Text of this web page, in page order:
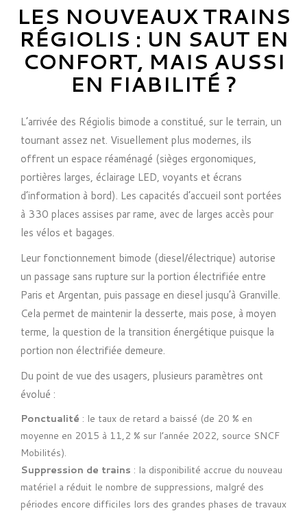
LES NOUVEAUX TRAINS
RÉGIOLIS : UN SAUT EN
CONFORT, MAIS AUSSI
EN FIABILITÉ ?
L’arrivée des Régiolis bimode a constitué, sur le terrain, un
tournant assez net. Visuellement plus modernes, ils
offrent un espace réaménagé (sièges ergonomiques,
portières larges, éclairage LED, voyants et écrans
d’information à bord). Les capacités d’accueil sont portées
à 330 places assises par rame, avec de larges accès pour
les vélos et bagages.
Leur fonctionnement bimode (diesel/électrique) autorise
un passage sans rupture sur la portion électrifiée entre
Paris et Argentan, puis passage en diesel jusqu’à Granville.
Cela permet de maintenir la desserte, mais pose, à moyen
terme, la question de la transition énergétique puisque la
portion non électrifiée demeure.
Du point de vue des usagers, plusieurs paramètres ont
évolué :
Ponctualité : le taux de retard a baissé (de 20 % en
moyenne en 2015 à 11,2 % sur l’année 2022, source SNCF
Mobilités).
Suppression de trains : la disponibilité accrue du nouveau
matériel a réduit le nombre de suppressions, malgré des
périodes encore difficiles lors des grandes phases de travaux